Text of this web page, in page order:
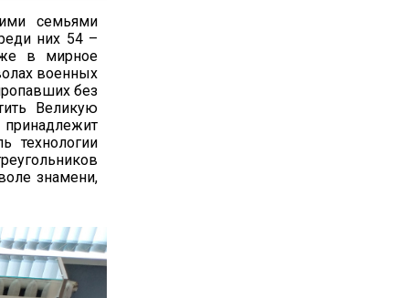
семьями
них 54 –
в мирное
военных
без
Великую
технологии
знамени,